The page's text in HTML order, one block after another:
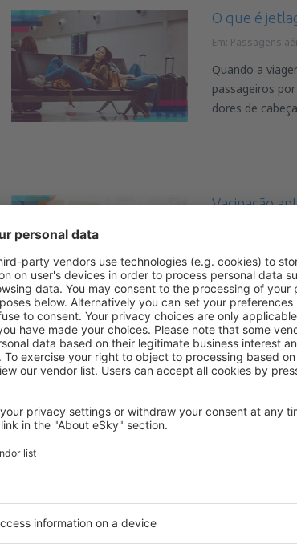
O que é
Em: Passagens
Quando a
passageiros
dores de
Vacinação
A vacinação
às pessoas
especialmente
Confira